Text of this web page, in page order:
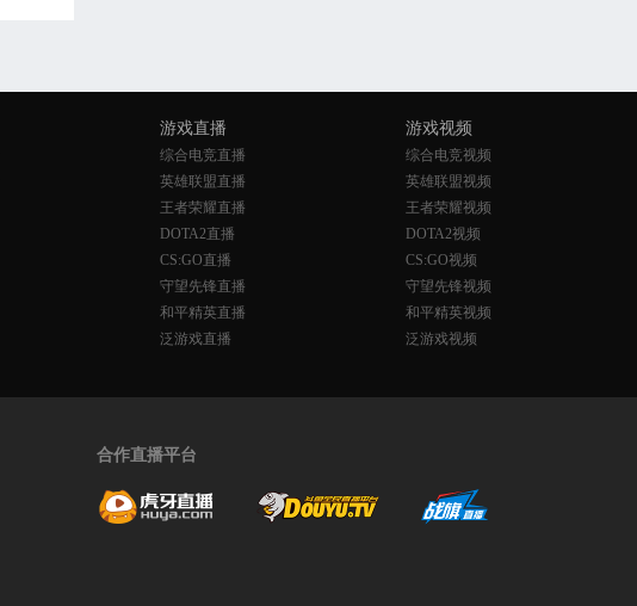
游戏直播
综合电竞直播
英雄联盟直播
王者荣耀直播
DOTA2直播
CS:GO直播
守望先锋直播
和平精英直播
泛游戏直播
游戏视频
综合电竞视频
英雄联盟视频
王者荣耀视频
DOTA2视频
CS:GO视频
守望先锋视频
和平精英视频
泛游戏视频
合作直播平台